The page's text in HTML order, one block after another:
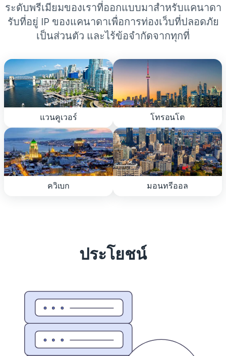
ระดับพรีเมียมของเราที่ออกแบบมาสำหรับแคนาดา
รับที่อยู่ IP ของแคนาดาเพื่อการท่องเว็บที่ปลอดภัย
เป็นส่วนตัว และไร้ข้อจำกัดจากทุกที่
แวนคูเวอร์ โทรอนโต
ควิเบก มอนทรีออล
ประโยชน์